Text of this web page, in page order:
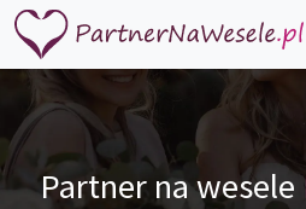
Partner na wesele